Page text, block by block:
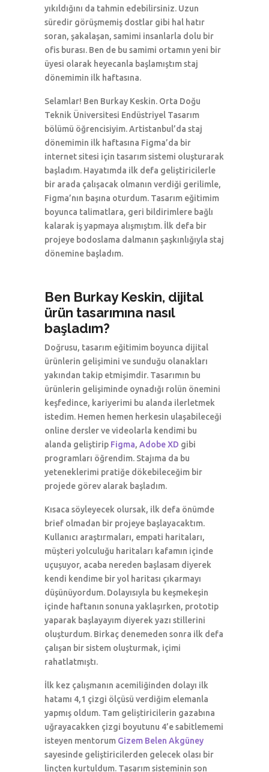
yıkıldığını da tahmin edebilirsiniz. Uzun
süredir görüşmemiş dostlar gibi hal hatır
soran, şakalaşan, samimi insanlarla dolu bir
ofis burası. Ben de bu samimi ortamın yeni bir
üyesi olarak heyecanla başlamıştım staj
dönemimin ilk haftasına.
Selamlar! Ben Burkay Keskin. Orta Doğu
Teknik Üniversitesi Endüstriyel Tasarım
bölümü öğrencisiyim. Artistanbul’da staj
dönemimin ilk haftasına Figma’da bir
internet sitesi için tasarım sistemi oluşturarak
başladım. Hayatımda ilk defa geliştiricilerle
bir arada çalışacak olmanın verdiği gerilimle,
Figma’nın başına oturdum. Tasarım eğitimim
boyunca talimatlara, geri bildirimlere bağlı
kalarak iş yapmaya alışmıştım. İlk defa bir
projeye bodoslama dalmanın şaşkınlığıyla staj
dönemine başladım.
Ben Burkay Keskin, dijital
ürün tasarımına nasıl
başladım?
Doğrusu, tasarım eğitimim boyunca dijital
ürünlerin gelişimini ve sunduğu olanakları
yakından takip etmişimdir. Tasarımın bu
ürünlerin gelişiminde oynadığı rolün önemini
keşfedince, kariyerimi bu alanda ilerletmek
istedim. Hemen hemen herkesin ulaşabileceği
online dersler ve videolarla kendimi bu
alanda geliştirip Figma, Adobe XD gibi
programları öğrendim. Stajıma da bu
yeteneklerimi pratiğe dökebileceğim bir
projede görev alarak başladım.
Kısaca söyleyecek olursak, ilk defa önümde
brief olmadan bir projeye başlayacaktım.
Kullanıcı araştırmaları, empati haritaları,
müşteri yolculuğu haritaları kafamın içinde
uçuşuyor, acaba nereden başlasam diyerek
kendi kendime bir yol haritası çıkarmayı
düşünüyordum. Dolayısıyla bu keşmekeşin
içinde haftanın sonuna yaklaşırken, prototip
yaparak başlayayım diyerek yazı stillerini
oluşturdum. Birkaç denemeden sonra ilk defa
çalışan bir sistem oluşturmak, içimi
rahatlatmıştı.
İlk kez çalışmanın acemiliğinden dolayı ilk
hatamı 4,1 çizgi ölçüsü verdiğim elemanla
yapmış oldum. Tam geliştiricilerin gazabına
uğrayacakken çizgi boyutunu 4’e sabitlememi
isteyen mentorum Gizem Belen Akgüney
sayesinde geliştiricilerden gelecek olası bir
linçten kurtuldum. Tasarım sisteminin son